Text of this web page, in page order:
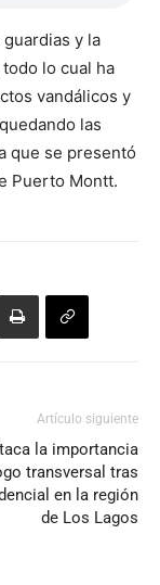
y la
lo cual ha
vandálicos y
las
que se presentó
Puerto Montt.
Artículo siguiente
la importancia
transversal tras
en la región
de Los Lagos